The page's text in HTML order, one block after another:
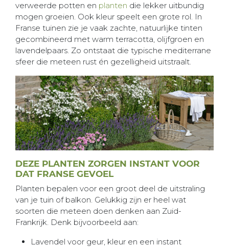
verweerde potten en planten die lekker uitbundig
mogen groeien. Ook kleur speelt een grote rol. In
Franse tuinen zie je vaak zachte, natuurlijke tinten
gecombineerd met warm terracotta, olijfgroen en
lavendelpaars. Zo ontstaat die typische mediterrane
sfeer die meteen rust én gezelligheid uitstraalt.
DEZE PLANTEN ZORGEN INSTANT VOOR
DAT FRANSE GEVOEL
Planten bepalen voor een groot deel de uitstraling
van je tuin of balkon. Gelukkig zijn er heel wat
soorten die meteen doen denken aan Zuid-
Frankrijk. Denk bijvoorbeeld aan:
Lavendel voor geur, kleur en een instant